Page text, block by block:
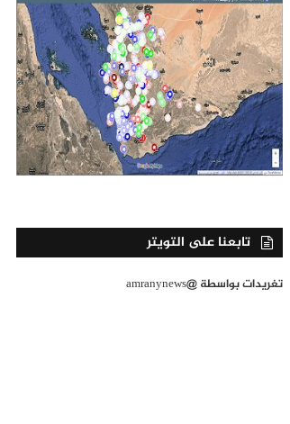
تابعنا على التويتر
تغريدات بواسطة @amranynews